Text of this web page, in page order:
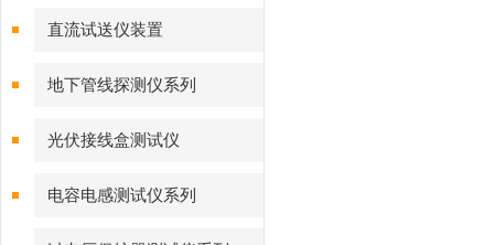
直流试送仪装置
地下管线探测仪系列
光伏接线盒测试仪
电容电感测试仪系列